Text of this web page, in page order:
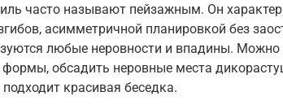
часто называют пейзажным. Он
асимметричной планировкой без
любые неровности и впадины.
формы, обсадить неровные места
красивая беседка.